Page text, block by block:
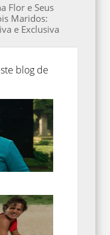
Flor e Seus
Maridos:
e Exclusiva
blog de